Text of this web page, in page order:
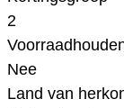
2
Nee
Land van